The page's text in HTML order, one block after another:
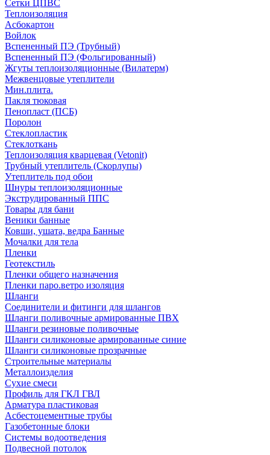
Сетки ЦПВС
Теплоизоляция
Асбокартон
Войлок
Вспененный ПЭ (Трубный)
Вспененный ПЭ (Фольгированный)
Жгуты теплоизоляционные (Вилатерм)
Межвенцовые утеплители
Мин.плита.
Пакля тюковая
Пенопласт (ПСБ)
Поролон
Стеклопластик
Стеклоткань
Теплоизоляция кварцевая (Vetonit)
Трубный утеплитель (Скорлупы)
Утеплитель под обои
Шнуры теплоизоляционные
Экструдированный ППС
Товары для бани
Веники банные
Ковши, ушата, ведра Банные
Мочалки для тела
Пленки
Геотекстиль
Пленки общего назначения
Пленки паро.ветро изоляция
Шланги
Соединители и фитинги для шлангов
Шланги поливочные армированные ПВХ
Шланги резиновые поливочные
Шланги силиконовые армированные синие
Шланги силиконовые прозрачные
Строительные материалы
Металлоизделия
Сухие смеси
Профиль для ГКЛ ГВЛ
Арматура пластиковая
Асбестоцементные трубы
Газобетонные блоки
Системы водоотведения
Подвесной потолок